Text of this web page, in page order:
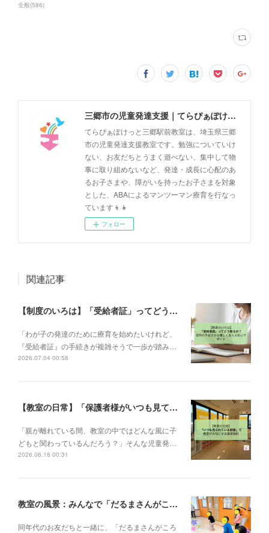
全般(586)
三郷市の児童発達支援｜てらぴぁぽけっと三郷駅前教室
てらぴぁぽけっと三郷駅前教室は、埼玉県三郷
市の児童発達支援教室です。勉強についていけ
ない、お友だちとうまく遊べない、集中して物
事に取り組めないなど、発達・成長に心配のあ
るお子さまや、障がいを持ったお子さまを対象
とした、ABAによるマンツーマン療育を行なっ
ています👦👧
フォロー
関連記事
【制度のいろは】「受給者証」ってどう取るの？申請の流れと、てらぴぁぽけっとの安心サポート✨
「わが子の発達のために療育を始めたいけれど、
『受給者証』の手続きが複雑そうで一歩が踏み…
2026.07.04 00:58
【教室の日常】「保護者様がいつも見ている前提で」。私たちが大切にする教室運営指針✨
「親が離れている間、教室の中ではどんな風に子
どもと関わっているんだろう？」そんな児童発…
2026.06.18 00:31
教室の風景：みんなで「だるまさんがころんだ」🎵
同年代のお友だちと一緒に、「だるまさんがころ